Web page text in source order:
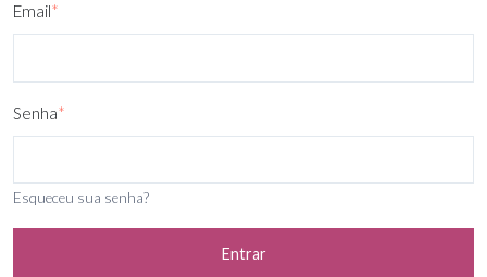
Email*
Senha*
Esqueceu sua senha?
Entrar